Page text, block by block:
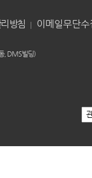
방침
이메일무단
, DMS빌딩)